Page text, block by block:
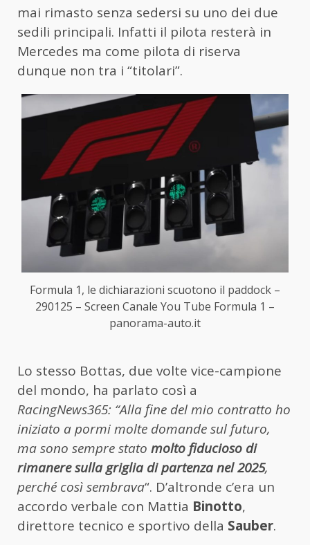
mai rimasto senza sedersi su uno dei due
sedili principali. Infatti il pilota resterà in
Mercedes ma come pilota di riserva
dunque non tra i “titolari”.
Formula 1, le dichiarazioni scuotono il paddock –
290125 – Screen Canale You Tube Formula 1 –
panorama-auto.it
Lo stesso Bottas, due volte vice-campione
del mondo, ha parlato così a
RacingNews365: “Alla fine del mio contratto ho
iniziato a pormi molte domande sul futuro,
ma sono sempre stato molto fiducioso di
rimanere sulla griglia di partenza nel 2025,
perché così sembrava“. D’altronde c’era un
accordo verbale con Mattia Binotto,
direttore tecnico e sportivo della Sauber.